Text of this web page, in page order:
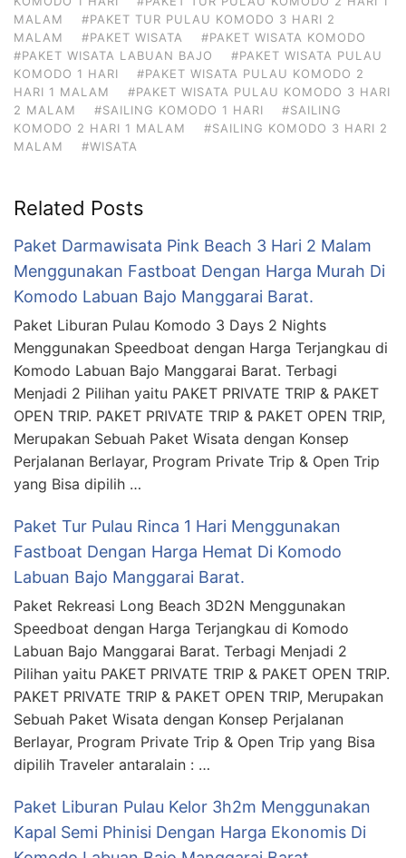
MALAM
#PAKET TUR PULAU KOMODO 3 HARI 2
MALAM
#PAKET WISATA
#PAKET WISATA KOMODO
#PAKET WISATA LABUAN BAJO
#PAKET WISATA PULAU
KOMODO 1 HARI
#PAKET WISATA PULAU KOMODO 2
HARI 1 MALAM
#PAKET WISATA PULAU KOMODO 3 HARI
2 MALAM
#SAILING KOMODO 1 HARI
#SAILING
KOMODO 2 HARI 1 MALAM
#SAILING KOMODO 3 HARI 2
MALAM
#WISATA
Related Posts
Paket Darmawisata Pink Beach 3 Hari 2 Malam
Menggunakan Fastboat Dengan Harga Murah Di
Komodo Labuan Bajo Manggarai Barat.
Paket Liburan Pulau Komodo 3 Days 2 Nights
Menggunakan Speedboat dengan Harga Terjangkau di
Komodo Labuan Bajo Manggarai Barat. Terbagi
Menjadi 2 Pilihan yaitu PAKET PRIVATE TRIP & PAKET
OPEN TRIP. PAKET PRIVATE TRIP & PAKET OPEN TRIP,
Merupakan Sebuah Paket Wisata dengan Konsep
Perjalanan Berlayar, Program Private Trip & Open Trip
yang Bisa dipilih …
Paket Tur Pulau Rinca 1 Hari Menggunakan
Fastboat Dengan Harga Hemat Di Komodo
Labuan Bajo Manggarai Barat.
Paket Rekreasi Long Beach 3D2N Menggunakan
Speedboat dengan Harga Terjangkau di Komodo
Labuan Bajo Manggarai Barat. Terbagi Menjadi 2
Pilihan yaitu PAKET PRIVATE TRIP & PAKET OPEN TRIP.
PAKET PRIVATE TRIP & PAKET OPEN TRIP, Merupakan
Sebuah Paket Wisata dengan Konsep Perjalanan
Berlayar, Program Private Trip & Open Trip yang Bisa
dipilih Traveler antaralain : …
Paket Liburan Pulau Kelor 3h2m Menggunakan
Kapal Semi Phinisi Dengan Harga Ekonomis Di